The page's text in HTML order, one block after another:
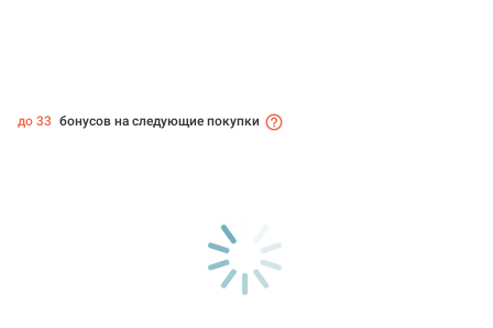
до 33 бонусов на следующие покупки